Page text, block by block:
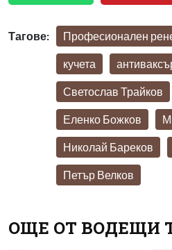
Тагове: Професионален
кучета
Светослав Трайков
Еленко Божков
Николай Бареков
Петър Велков
ОЩЕ ОТ ВОДЕЩИ